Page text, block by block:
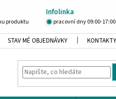
Infolinka
produktu pracovní dny 09:00-17:00
STAV MÉ OBJEDNÁVKY